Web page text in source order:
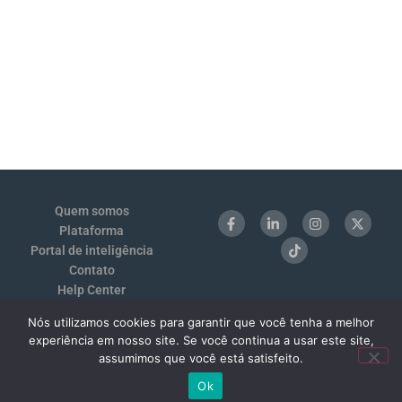
Quem somos
Plataforma
Portal de inteligência
Contato
Help Center
Termos de Uso e Privacidade
Benchmarking 1:1
Nós utilizamos cookies para garantir que você tenha a melhor
experiência em nosso site. Se você continua a usar este site,
assumimos que você está satisfeito.
Ok